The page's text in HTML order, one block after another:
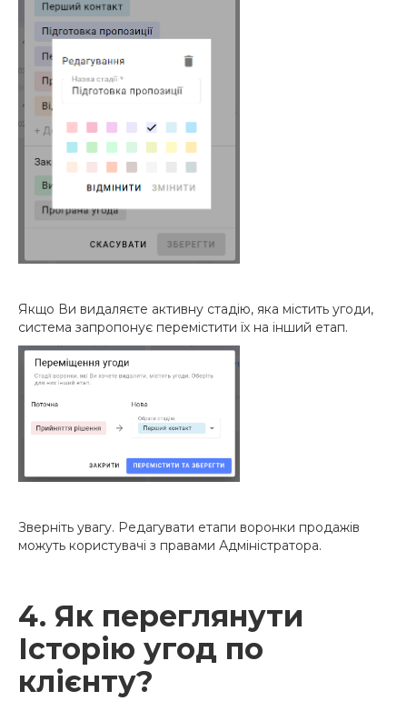
Якщо Ви видаляєте активну стадію, яка містить угоди,
система запропонує перемістити їх на інший етап.
Зверніть увагу. Редагувати етапи воронки продажів
можуть користувачі з правами Адміністратора.
4. Як переглянути
Історію угод по
клієнту?